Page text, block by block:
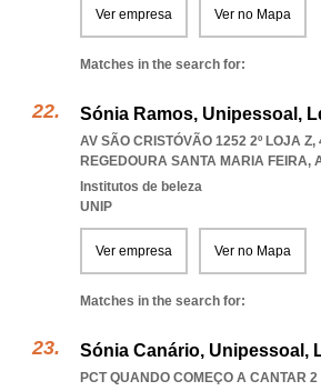
Ver empresa Ver no Mapa
Matches in the search for:
Sónia Ramos, Unipessoal,
AV SÃO CRISTÓVÃO 1252 2º LOJA Z,
REGEDOURA SANTA MARIA FEIRA,
Institutos de beleza
UNIP
Ver empresa Ver no Mapa
Matches in the search for:
Sónia Canário, Unipessoal,
PCT QUANDO COMEÇO A CANTAR 2